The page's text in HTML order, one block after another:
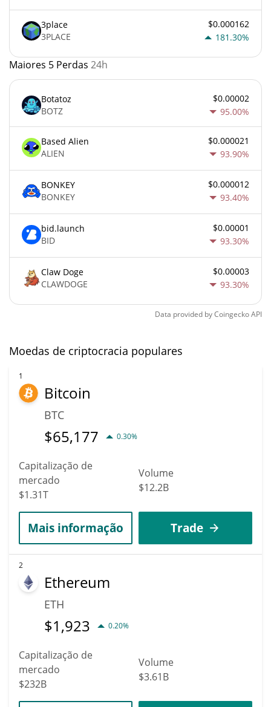
3place
3PLACE
$0.000162
181.30%
Maiores 5 Perdas 24h
Botatoz
BOTZ
$0.00002
95.00%
Based Alien
ALIEN
$0.000021
93.90%
BONKEY
BONKEY
$0.000012
93.40%
bid.launch
BID
$0.00001
93.30%
Claw Doge
CLAWDOGE
$0.00003
93.30%
Data provided byCoingeckoAPI
Moedas de criptocracia populares
1
Bitcoin
BTC
$65,177 0.30%
Capitalização de
mercado
$1.31T
Volume
$12.2B
Mais informação Trade
2
Ethereum
ETH
$1,923 0.20%
Capitalização de
mercado
$232B
Volume
$3.61B